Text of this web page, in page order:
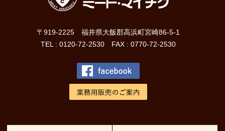
〒919-2225 福井県大飯郡高浜町宮崎86-5-1
TEL : 0120-72-2530 FAX : 0770-72-2530